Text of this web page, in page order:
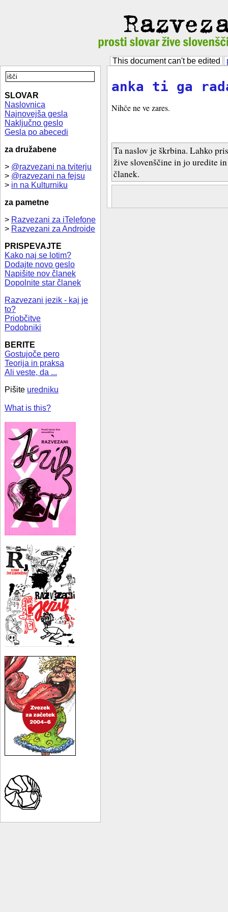
This document can't be edited
SLOVAR
Naslovnica
Najnovejša gesla
Naključno geslo
Gesla po abecedi
za družabene
> @razvezani na tviterju
> @razvezani na fejsu
> in na Kulturniku
za pametne
> Razvezani za iTelefone
> Razvezani za Androide
PRISPEVAJTE
Kako naj se lotim?
Dodajte novo geslo
Napišite nov članek
Dopolnite star članek
Razvezani jezik - kaj je
to?
Priobčitve
Podobniki
BERITE
Gostujoče pero
Teorija in praksa
Ali veste, da ...
Pišite uredniku
What is this?
anka ti ga
Nihče ne ve zares.
Ta naslov je škrbina. Lahko
žive slovenščine in jo uredite
članek.